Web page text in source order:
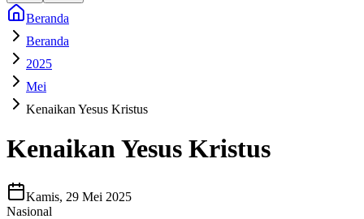
Beranda
Beranda
2025
Mei
Kenaikan Yesus Kristus
Kenaikan Yesus Kristus
Kamis, 29 Mei 2025
Nasional